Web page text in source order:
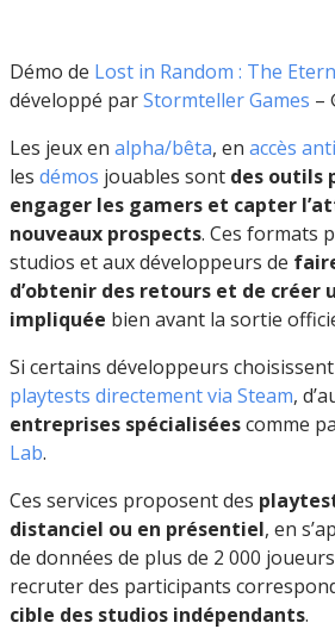
Démo de Lost in Random : The
développé parStormteller Games –
Les jeux en alpha/bêta, en accès
les démos jouables sont des outils
engager les gamers et capter
nouveaux prospects. Ces formats
studios et aux développeurs de
d’obtenir des retours et de créer
impliquée bien avant la sortie
Si certains développeurs choisissent
playtests directement via Steam,
entreprises spécialiséescomme
Lab.
Ces services proposent des
distanciel ou en présentiel, en
de données de plus de 2 000
recruter des participants
cible des studios indépendants.